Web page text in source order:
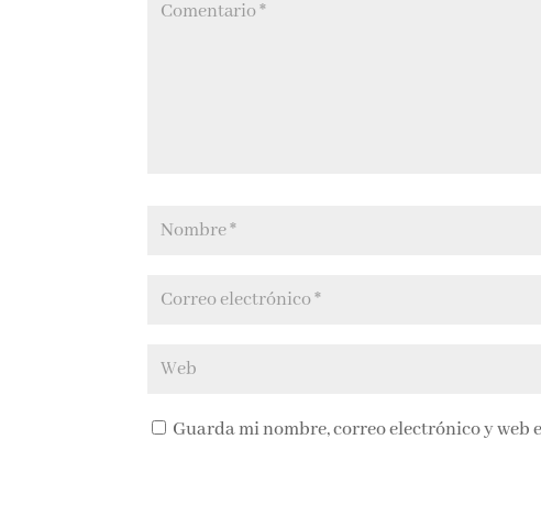
Guarda mi nombre, correo electrónico y web